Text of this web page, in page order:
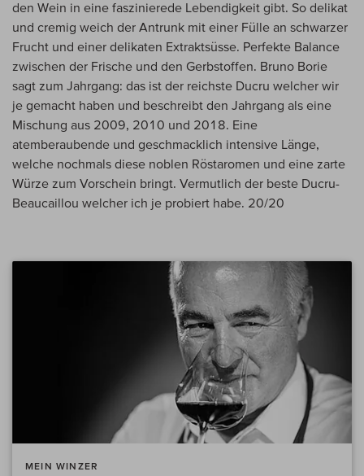
den Wein in eine faszinierede Lebendigkeit gibt. So delikat
und cremig weich der Antrunk mit einer Fülle an schwarzer
Frucht und einer delikaten Extraktsüsse. Perfekte Balance
zwischen der Frische und den Gerbstoffen. Bruno Borie
sagt zum Jahrgang: das ist der reichste Ducru welcher wir
je gemacht haben und beschreibt den Jahrgang als eine
Mischung aus 2009, 2010 und 2018. Eine
atemberaubende und geschmacklich intensive Länge,
welche nochmals diese noblen Röstaromen und eine zarte
Würze zum Vorschein bringt. Vermutlich der beste Ducru-
Beaucaillou welcher ich je probiert habe. 20/20
MEIN WINZER